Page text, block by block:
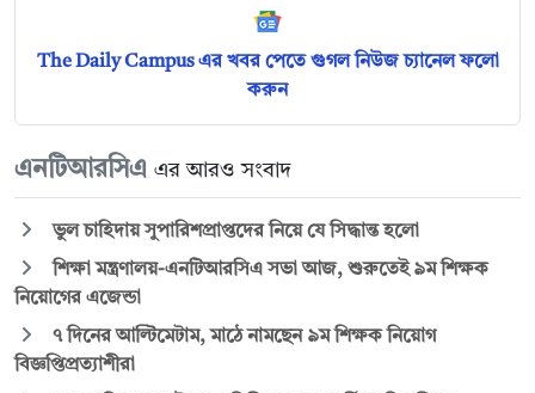
The Daily Campus এর খবর পেতে গুগল নিউজ চ্যানেল ফলো
করুন
এনটিআরসিএ এর আরও সংবাদ
ভুল চাহিদায় সুপারিশপ্রাপ্তদের নিয়ে যে সিদ্ধান্ত হলো
শিক্ষা মন্ত্রণালয়-এনটিআরসিএ সভা আজ, শুরুতেই ৯ম শিক্ষক
নিয়োগের এজেন্ডা
৭ দিনের আল্টিমেটাম, মাঠে নামছেন ৯ম শিক্ষক নিয়োগ
বিজ্ঞপ্তিপ্রত্যাশীরা